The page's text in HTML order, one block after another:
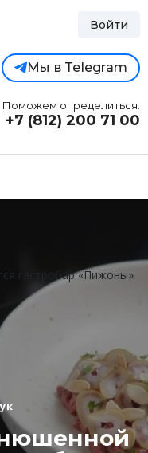
Войти
Мы в Telegram
Поможем определиться:
+7 (812) 200 71 00